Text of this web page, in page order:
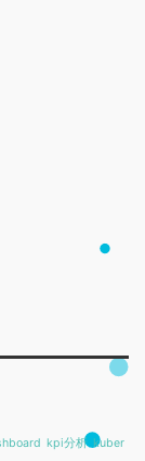
kpi分析 kuber